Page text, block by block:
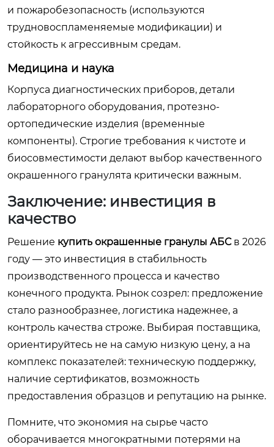
и пожаробезопасность (используются
трудновоспламеняемые модификации) и
стойкость к агрессивным средам.
Медицина и наука
Корпуса диагностических приборов, детали
лабораторного оборудования, протезно-
ортопедические изделия (временные
компоненты). Строгие требования к чистоте и
биосовместимости делают выбор качественного
окрашенного гранулята критически важным.
Заключение: инвестиция в
качество
Решение купить окрашенные гранулы АБСв 2026
году — это инвестиция в стабильность
производственного процесса и качество
конечного продукта. Рынок созрел: предложение
стало разнообразнее, логистика надежнее, а
контроль качества строже. Выбирая поставщика,
ориентируйтесь не на самую низкую цену, а на
комплекс показателей: техническую поддержку,
наличие сертификатов, возможность
предоставления образцов и репутацию на рынке.
Помните, что экономия на сырье часто
оборачивается многократными потерями на